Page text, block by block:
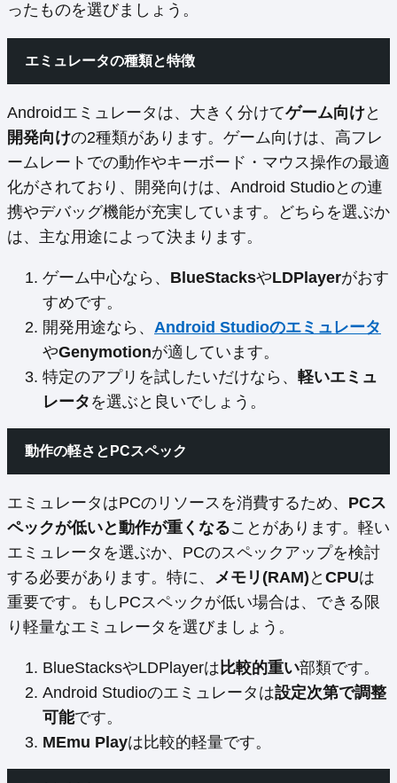
ったものを選びましょう。
エミュレータの種類と特徴
Androidエミュレータは、大きく分けてゲーム向けと
開発向けの2種類があります。ゲーム向けは、高フレ
ームレートでの動作やキーボード・マウス操作の最適
化がされており、開発向けは、Android Studioとの連
携やデバッグ機能が充実しています。どちらを選ぶか
は、主な用途によって決まります。
ゲーム中心なら、 BlueStacksやLDPlayerがおす
すめです。
開発用途なら、 Android Studioのエミュレータ
やGenymotionが適しています。
特定のアプリを試したいだけなら、 軽いエミュ
レータ を選ぶと良いでしょう。
動作の軽さとPCスペック
エミュレータはPCのリソースを消費するため、 PCス
ペックが低いと動作が重くなることがあります。軽い
エミュレータを選ぶか、PCのスペックアップを検討
する必要があります。特に、 メモリ(RAM) と CPUは
重要です。もしPCスペックが低い場合は、できる限
り軽量なエミュレータを選びましょう。
BlueStacksやLDPlayerは 比較的重い部類です。
Android Studioのエミュレータは設定次第で調整
可能です。
MEmu Playは比較的軽量です。